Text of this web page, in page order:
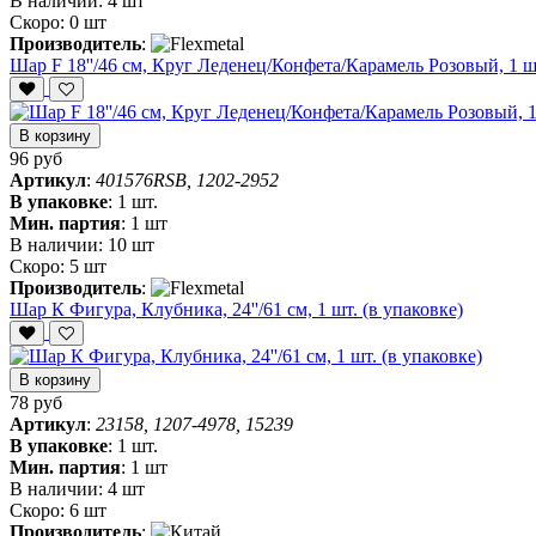
Скоро: 0 шт
Производитель:
Шар F 18''/46 см, Круг Леденец/Конфета/Карамель Розовый, 1
В корзину
96 руб
Артикул: 401576RSB, 1202-2952
В упаковке: 1 шт.
Мин. партия: 1 шт
В наличии: 10 шт
Скоро: 5 шт
Производитель:
Шар К Фигура, Клубника, 24''/61 см, 1 шт. (в упаковке)
В корзину
78 руб
Артикул: 23158, 1207-4978, 15239
В упаковке: 1 шт.
Мин. партия: 1 шт
В наличии: 4 шт
Скоро: 6 шт
Производитель: